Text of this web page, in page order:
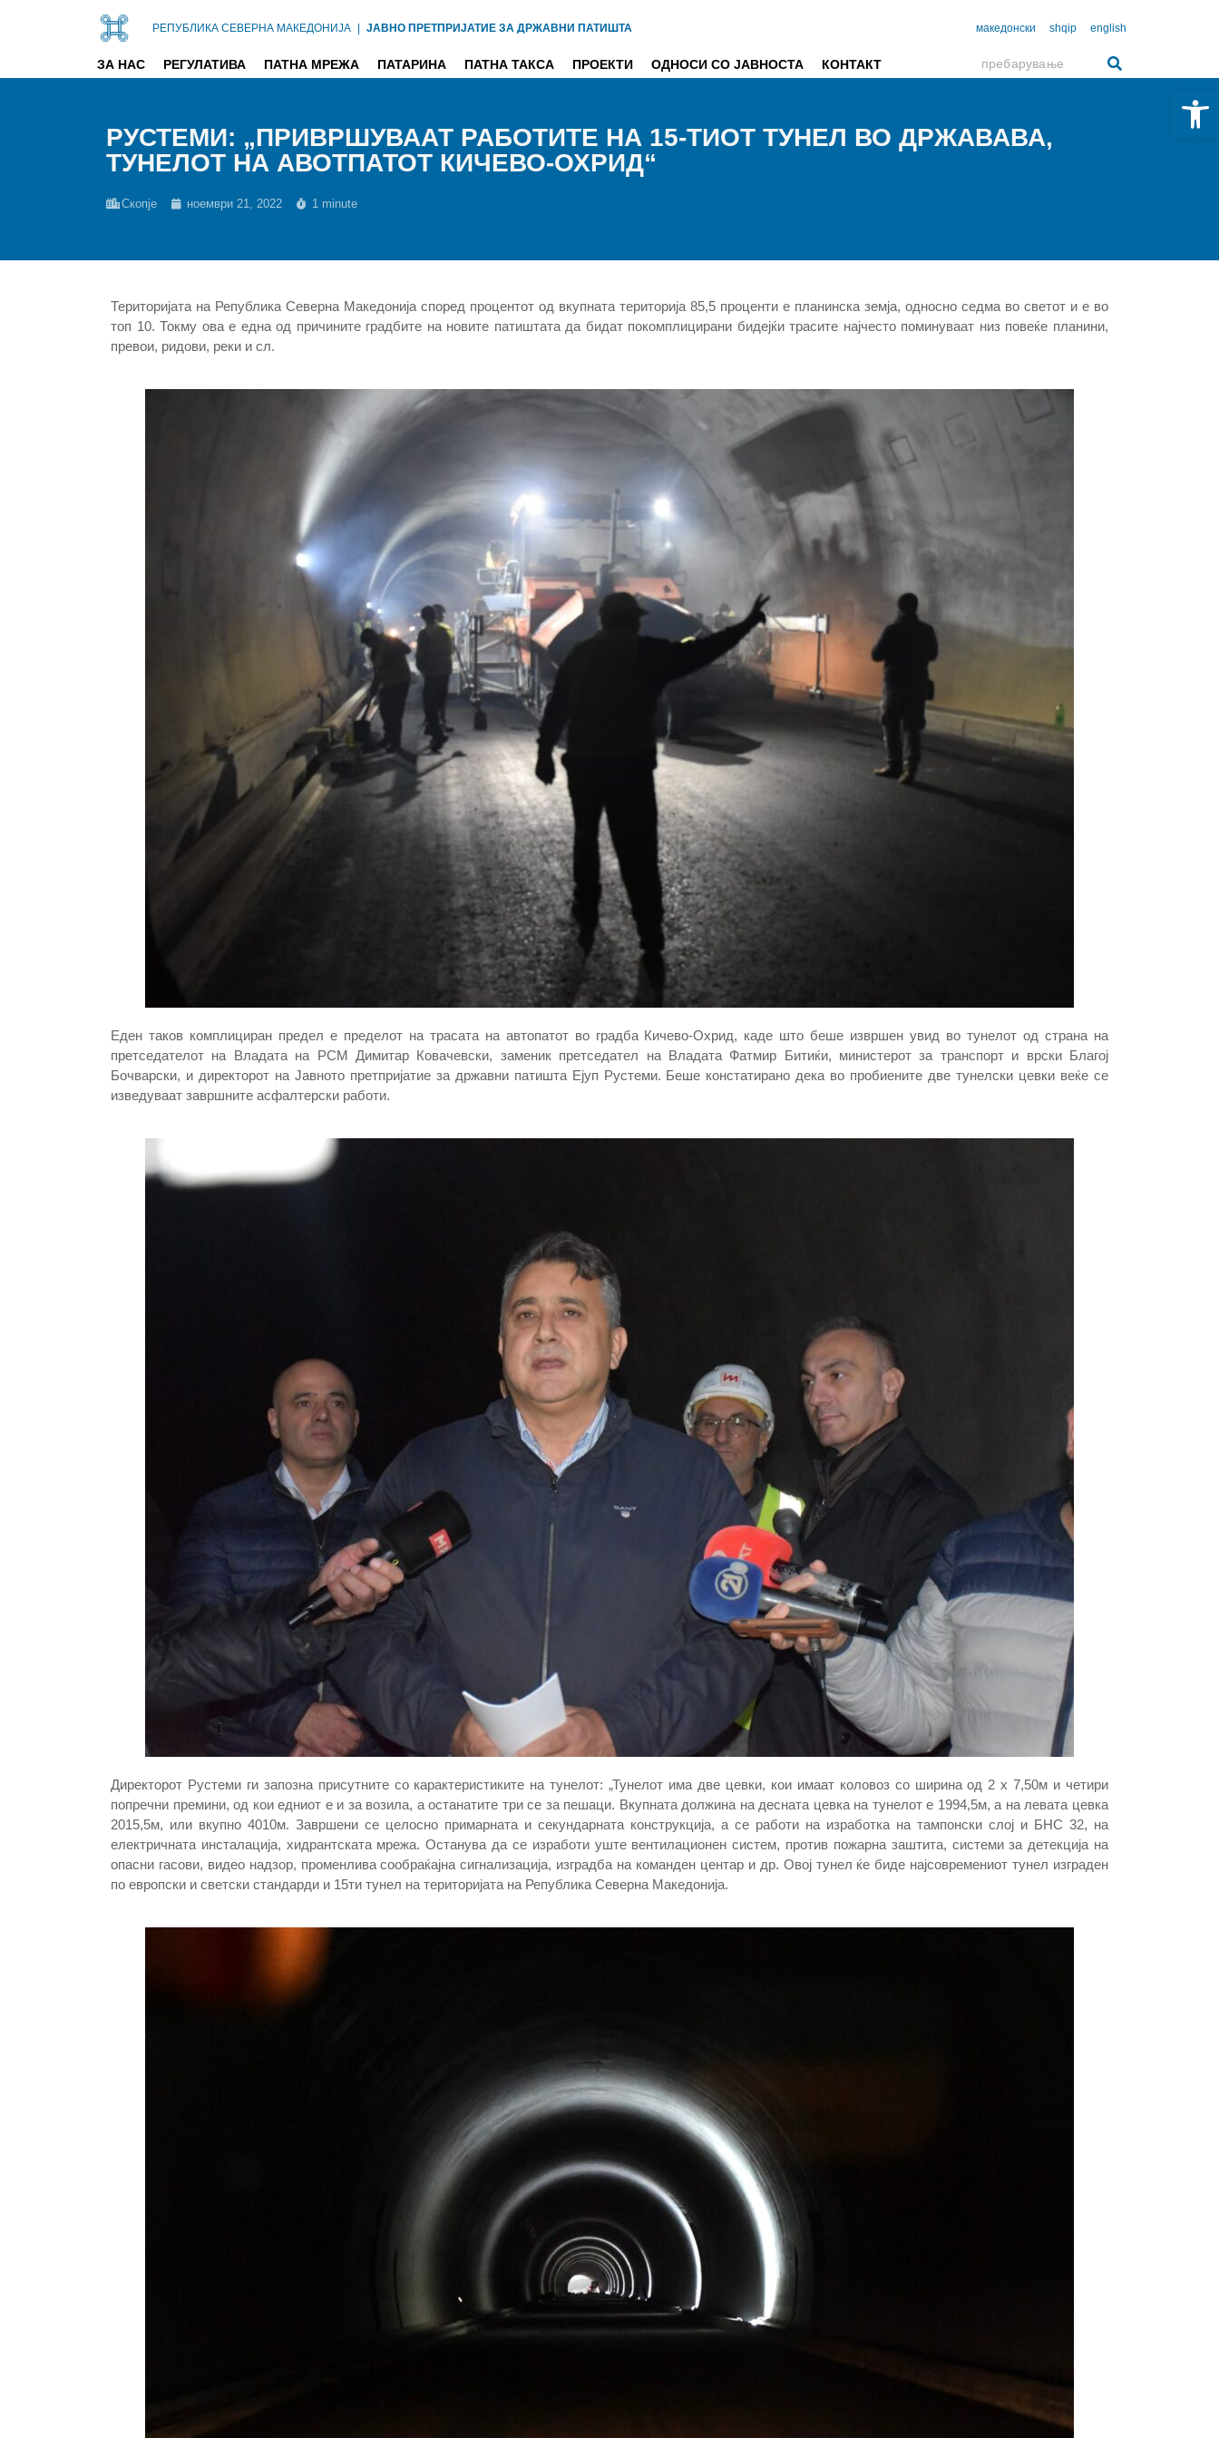
РЕПУБЛИКА СЕВЕРНА МАКЕДОНИЈА | ЈАВНО ПРЕТПРИЈАТИЕ ЗА ДРЖАВНИ ПАТИШТА македонски shqip english
ЗА НАС РЕГУЛАТИВА ПАТНА МРЕЖА ПАТАРИНА ПАТНА ТАКСА ПРОЕКТИ ОДНОСИ СО ЈАВНОСТА КОНТАКТ
РУСТЕМИ: „ПРИВРШУВААТ РАБОТИТЕ НА 15-ТИОТ ТУНЕЛ ВО ДРЖАВАВА,
ТУНЕЛОТ НА АВОТПАТОТ КИЧЕВО-ОХРИД“
Скопје ноември 21, 2022 1 minute
Територијата на Република Северна Македонија според процентот од вкупната територија 85,5 проценти е планинска земја, односно седма во светот и е во
топ 10. Токму ова е една од причините градбите на новите патиштата да бидат покомплицирани бидејќи трасите најчесто поминуваат низ повеќе планини,
превои, ридови, реки и сл.
Еден таков комплициран предел е пределот на трасата на автопатот во градба Кичево-Охрид, каде што беше извршен увид во тунелот од страна на
претседателот на Владата на РСМ Димитар Ковачевски, заменик претседател на Владата Фатмир Битиќи, министерот за транспорт и врски Благој
Бочварски, и директорот на Јавното претпријатие за државни патишта Ејуп Рустеми. Беше констатирано дека во пробиените две тунелски цевки веќе се
изведуваат завршните асфалтерски работи.
Директорот Рустеми ги запозна присутните со карактеристиките на тунелот: „Тунелот има две цевки, кои имаат коловоз со ширина од 2 х 7,50м и четири
попречни премини, од кои едниот е и за возила, а останатите три се за пешаци. Вкупната должина на десната цевка на тунелот е 1994,5м, а на левата цевка
2015,5м, или вкупно 4010м. Завршени се целосно примарната и секундарната конструкција, а се работи на изработка на тампонски слој и БНС 32, на
електричната инсталација, хидрантската мрежа. Останува да се изработи уште вентилационен систем, против пожарна заштита, системи за детекција на
опасни гасови, видео надзор, променлива сообраќајна сигнализација, изградба на команден центар и др. Овој тунел ќе биде најсовремениот тунел изграден
по европски и светски стандарди и 15ти тунел на територијата на Република Северна Македонија.